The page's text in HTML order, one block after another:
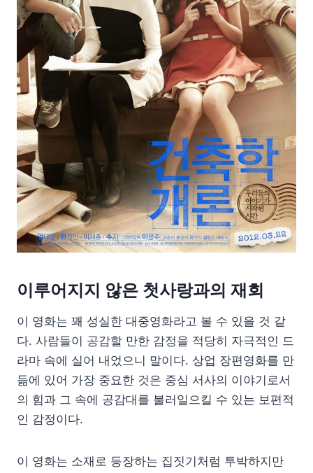
이루어지지 않은 첫사랑과의 재회
이 영화는 꽤 성실한 대중영화라고 볼 수 있을 것 같
다. 사람들이 공감할 만한 감정을 적당히 자극적인 드
라마 속에 실어 내었으니 말이다. 상업 장편영화를 만
듦에 있어 가장 중요한 것은 중심 서사의 이야기로서
의 힘과 그 속에 공감대를 불러일으킬 수 있는 보편적
인 감정이다.
이 영화는 소재로 등장하는 집짓기처럼 투박하지만